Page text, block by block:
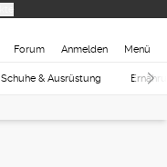
Forum Anmelden Menü
Schuhe & Ausrüstung